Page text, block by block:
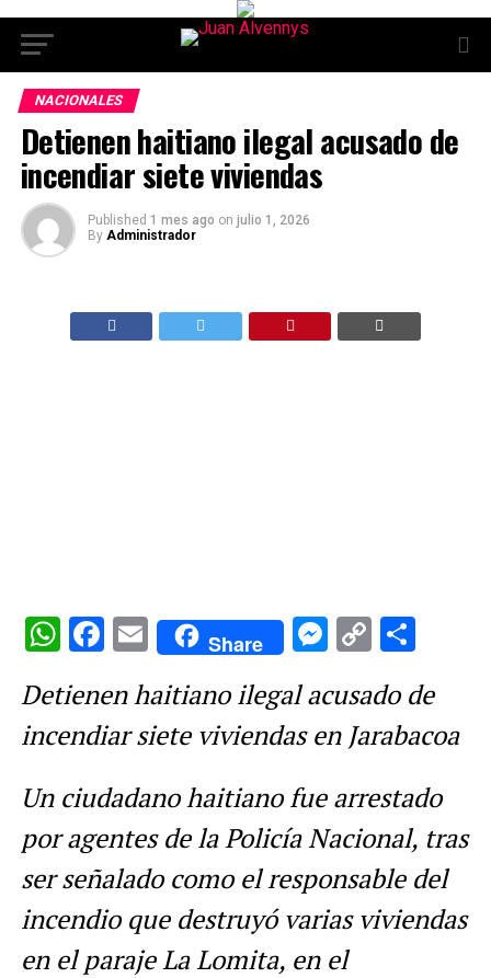
NACIONALES
Detienen haitiano ilegal acusado de
incendiar siete viviendas
Published 1 mes ago on julio 1, 2026
By Administrador
WhatsApp
Facebook
EmailShare
Copy
Detienen haitiano ilegal acusado de
incendiar siete viviendas en Jarabacoa
Un ciudadano haitiano fue arrestado
por agentes de la Policía Nacional, tras
ser señalado como el responsable del
incendio que destruyó varias viviendas
en el paraje La Lomita, en el